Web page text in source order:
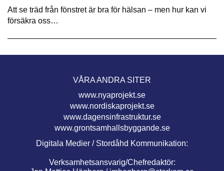
Att se träd från fönstret är bra för hälsan – men hur kan vi
försäkra oss…
VÅRA ANDRA SITER
www.nyaprojekt.se
www.nordiskaprojekt.se
www.dagensinfrastruktur.se
www.grontsamhallsbyggande.se
Digitala Medier / Stordåhd Kommunikation:
Verksamhetsansvarig/Chefredaktör: